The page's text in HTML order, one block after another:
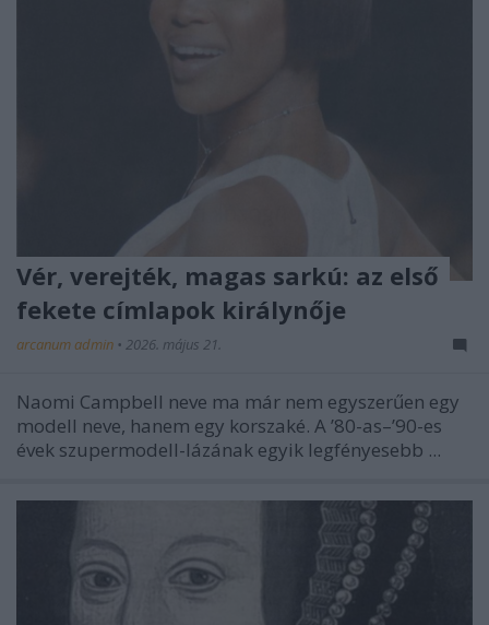
Vér, verejték, magas sarkú: az első
fekete címlapok királynője
arcanum admin • 2026. május 21.
Naomi Campbell neve ma már nem egyszerűen egy
modell neve, hanem egy korszaké. A ’80-as–’90-es
évek szupermodell-lázának egyik legfényesebb ...